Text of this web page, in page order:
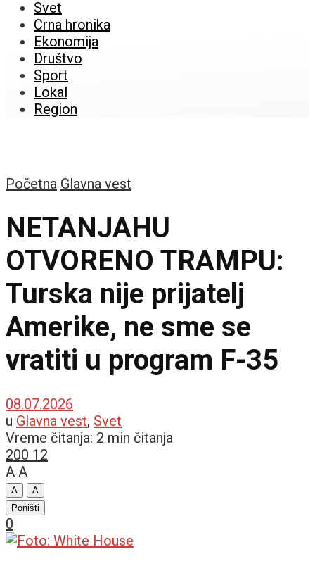
Svet
Crna hronika
Ekonomija
Društvo
Sport
Lokal
Region
Početna Glavna vest
NETANJAHU
OTVORENO TRAMPU:
Turska nije prijatelj
Amerike, ne sme se
vratiti u program F-35
08.07.2026
u Glavna vest, Svet
Vreme čitanja: 2 min čitanja
200 12
A A
A
A
Poništi
0